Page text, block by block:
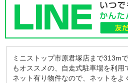
ミニストップ市原君塚店まで313m
もオススメの、自走式駐車場を利用
ネット有り物件なので、ネットをよ